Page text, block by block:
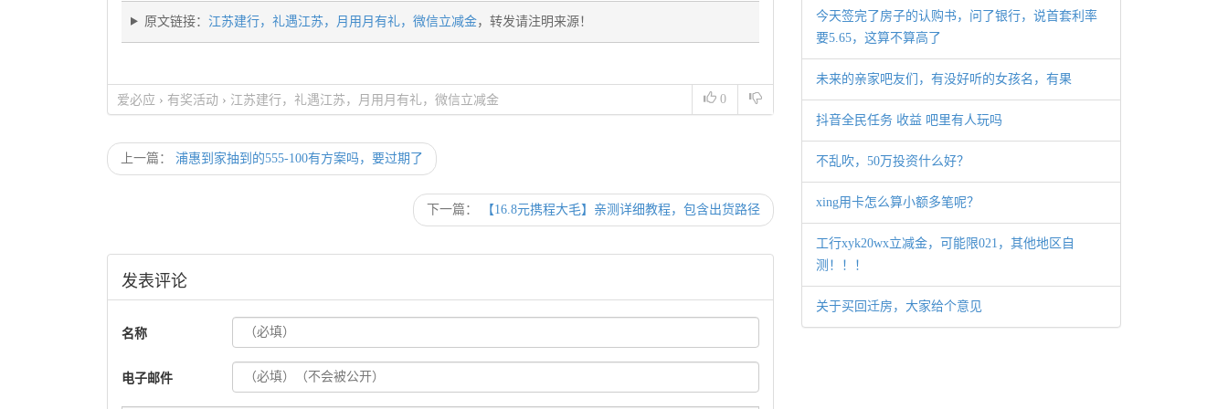
原文链接： 江苏建行，礼遇江苏，月用月有礼，微信立减金，转发请注明来源！
0
爱必应 › 有奖活动 › 江苏建行，礼遇江苏，月用月有礼，微信立减金
上一篇： 浦惠到家抽到的555-100有方案吗，要过期了
下一篇： 【16.8元携程大毛】亲测详细教程，包含出货路径
发表评论
名称
电子邮件
今天签完了房子的认购书，问了银行，说首套利率
要5.65，这算不算高了
未来的亲家吧友们，有没好听的女孩名，有果
抖音全民任务 收益 吧里有人玩吗
不乱吹，50万投资什么好？
xing用卡怎么算小额多笔呢？
工行xyk20wx立减金，可能限021，其他地区自
测！！！
关于买回迁房，大家给个意见